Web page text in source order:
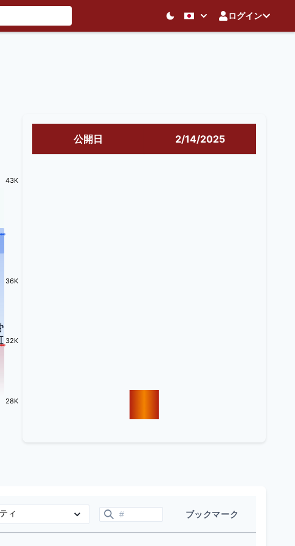
ログイン
28K
32K
36K
43K
公開日 2/14/2025
ブックマーク